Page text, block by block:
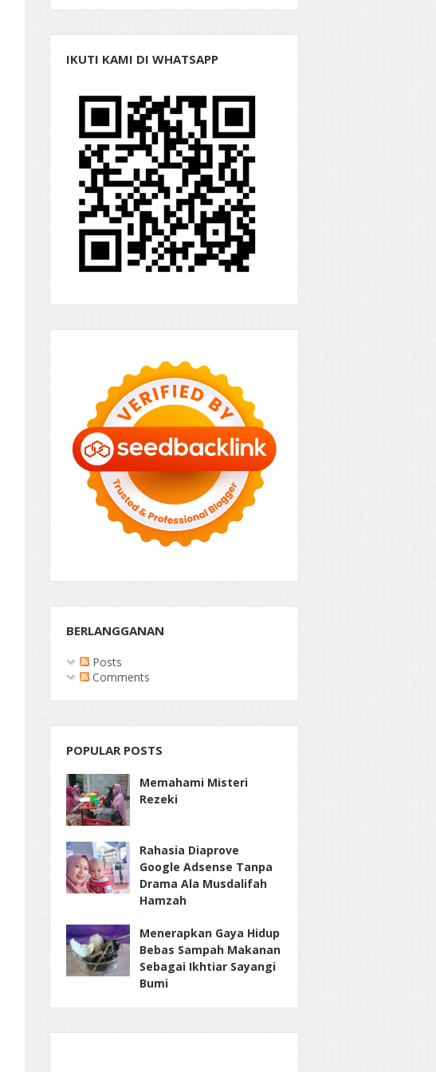
IKUTI KAMI DI WHATSAPP
BERLANGGANAN
Posts
Comments
POPULAR POSTS
Memahami Misteri
Rezeki
Rahasia Diaprove
Google Adsense Tanpa
Drama Ala Musdalifah
Hamzah
Menerapkan Gaya Hidup
Bebas Sampah Makanan
Sebagai Ikhtiar Sayangi
Bumi